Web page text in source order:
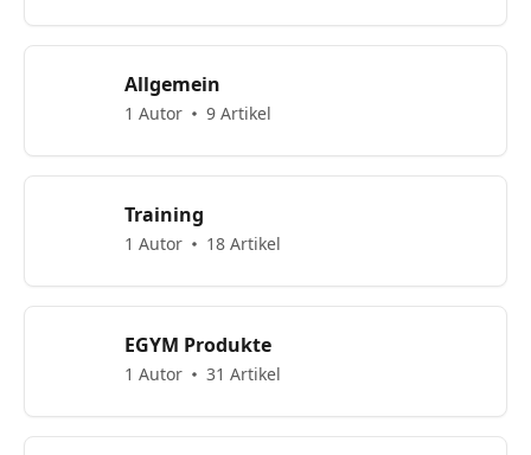
Allgemein
1 Autor 9 Artikel
Training
1 Autor 18 Artikel
EGYM Produkte
1 Autor 31 Artikel